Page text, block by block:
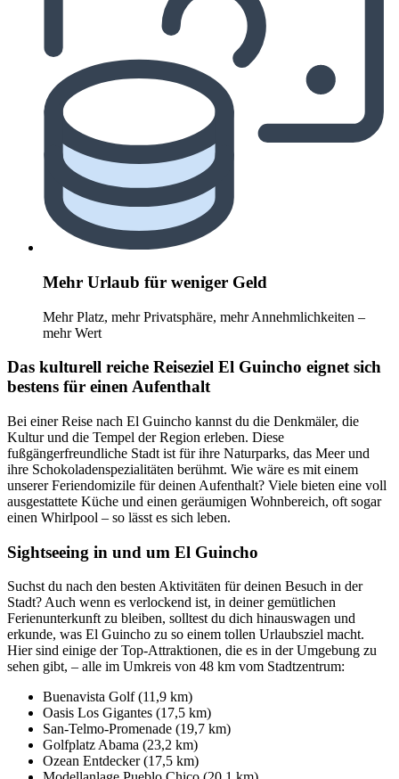
Mehr Urlaub für weniger Geld
Mehr Platz, mehr Privatsphäre, mehr Annehmlichkeiten –
mehr Wert
Das kulturell reiche Reiseziel El Guincho eignet sich
bestens für einen Aufenthalt
Bei einer Reise nach El Guincho kannst du die Denkmäler, die
Kultur und die Tempel der Region erleben. Diese
fußgängerfreundliche Stadt ist für ihre Naturparks, das Meer und
ihre Schokoladenspezialitäten berühmt. Wie wäre es mit einem
unserer Feriendomizile für deinen Aufenthalt? Viele bieten eine voll
ausgestattete Küche und einen geräumigen Wohnbereich, oft sogar
einen Whirlpool – so lässt es sich leben.
Sightseeing in und um El Guincho
Suchst du nach den besten Aktivitäten für deinen Besuch in der
Stadt? Auch wenn es verlockend ist, in deiner gemütlichen
Ferienunterkunft zu bleiben, solltest du dich hinauswagen und
erkunde, was El Guincho zu so einem tollen Urlaubsziel macht.
Hier sind einige der Top-Attraktionen, die es in der Umgebung zu
sehen gibt, – alle im Umkreis von 48 km vom Stadtzentrum:
Buenavista Golf (11,9 km)
Oasis Los Gigantes (17,5 km)
San-Telmo-Promenade (19,7 km)
Golfplatz Abama (23,2 km)
Ozean Entdecker (17,5 km)